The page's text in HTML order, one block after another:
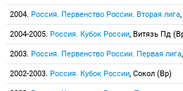
2004. Россия. Первенство России. Вторая лига
2004-2005. Россия. Кубок России, Витязь Пд
2003. Россия. Первенство России. Первая лига
2002-2003. Россия. Кубок России, Сокол (Вр)